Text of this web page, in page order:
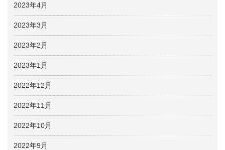
2023年4月
2023年3月
2023年2月
2023年1月
2022年12月
2022年11月
2022年10月
2022年9月